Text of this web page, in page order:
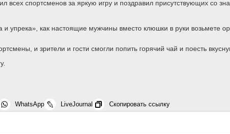
всех спортсменов за яркую игру и поздравил присутствующих со
упрека», как настоящие мужчины вместо клюшки в руки возьмете
и зрители и гости смогли попить горячий чай и поесть
WhatsApp LiveJournal Скопировать ссылку